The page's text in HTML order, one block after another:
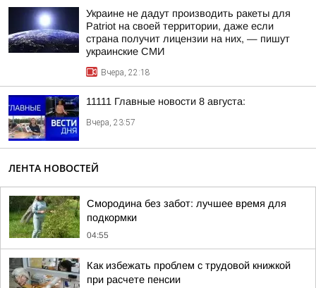
Украине не дадут производить ракеты для
Patriot на своей территории, даже если
страна получит лицензии на них, — пишут
украинские СМИ
Вчера, 22:18
11111 Главные новости 8 августа:
Вчера, 23:57
ЛЕНТА НОВОСТЕЙ
Смородина без забот: лучшее время для
подкормки
04:55
Как избежать проблем с трудовой книжкой
при расчете пенсии